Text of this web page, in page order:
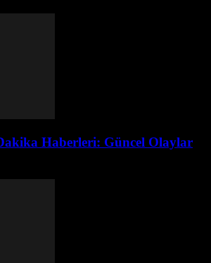
Haberleri: Güncel Olaylar